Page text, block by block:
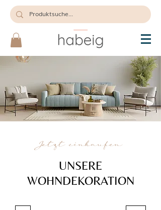
Jetzt einkaufen
UNSERE
WOHNDEKORATION